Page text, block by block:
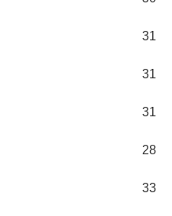
31
31
31
28
33